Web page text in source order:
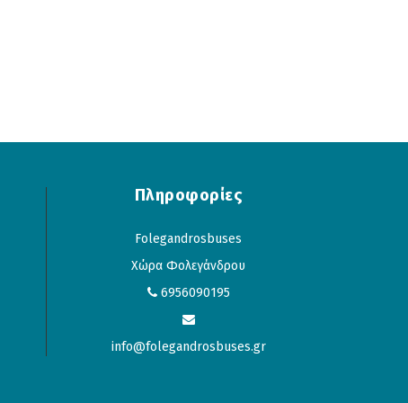
Πληροφορίες
Folegandrosbuses
Χώρα Φολεγάνδρου
6956090195
info@folegandrosbuses.gr